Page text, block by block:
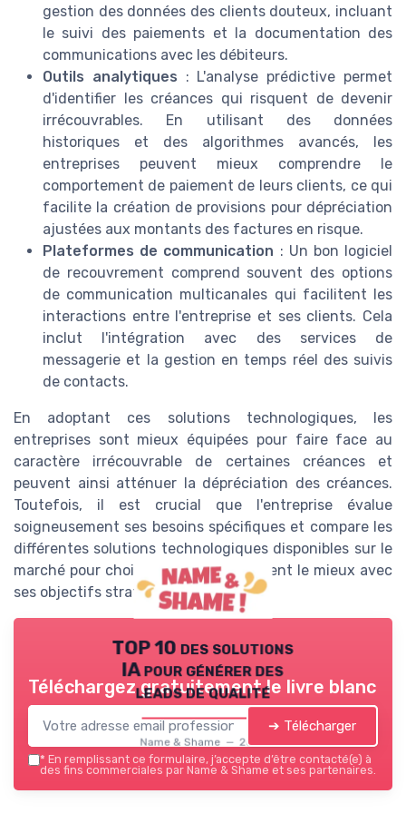
gestion des données des clients douteux, incluant
le suivi des paiements et la documentation des
communications avec les débiteurs.
Outils analytiques : L'analyse prédictive permet
d'identifier les créances qui risquent de devenir
irrécouvrables. En utilisant des données
historiques et des algorithmes avancés, les
entreprises peuvent mieux comprendre le
comportement de paiement de leurs clients, ce qui
facilite la création de provisions pour dépréciation
ajustées aux montants des factures en risque.
Plateformes de communication : Un bon logiciel
de recouvrement comprend souvent des options
de communication multicanales qui facilitent les
interactions entre l'entreprise et ses clients. Cela
inclut l'intégration avec des services de
messagerie et la gestion en temps réel des suivis
de contacts.
En adoptant ces solutions technologiques, les
entreprises sont mieux équipées pour faire face au
caractère irrécouvrable de certaines créances et
peuvent ainsi atténuer la dépréciation des créances.
Toutefois, il est crucial que l'entreprise évalue
soigneusement ses besoins spécifiques et compare les
différentes solutions technologiques disponibles sur le
marché pour choisir celles qui s'alignent le mieux avec
ses objectifs stratégiques.
TOP 10 des solutions
IA pour générer des
leads de qualité
Name & Shame — 2026
Téléchargez gratuitement le livre blanc
➔ Télécharger
* En remplissant ce formulaire, j’accepte d’être contacté(e) à
des fins commerciales par Name & Shame et ses partenaires.